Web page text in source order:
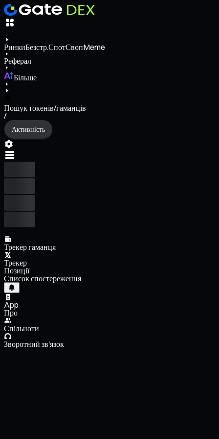
РинкиБезстр.СпотСвопMeme
Реферал
Більше
Пошук токенів/гаманців
/
Активність
Трекер гаманця
Трекер
Позиції
Список спостереження
App
Про
Спільноти
Зворотний зв'язок